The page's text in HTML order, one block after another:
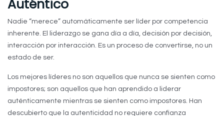
Auténtico
Nadie “merece” automáticamente ser líder por competencia
inherente. El liderazgo se gana día a día, decisión por decisión,
interacción por interacción. Es un proceso de convertirse, no un
estado de ser.
Los mejores líderes no son aquellos que nunca se sienten como
impostores; son aquellos que han aprendido a liderar
auténticamente mientras se sienten como impostores. Han
descubierto que la autenticidad no requiere confianza